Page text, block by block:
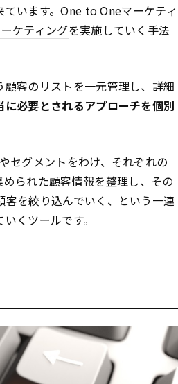
ています。One to Oneマーケティ
ケティングを実施していく手法
客のリストを一元管理し、詳細
必要とされるアプローチを個別
セグメントをわけ、それぞれの
られた顧客情報を整理し、その
を絞り込んでいく、という一連
くツールです。